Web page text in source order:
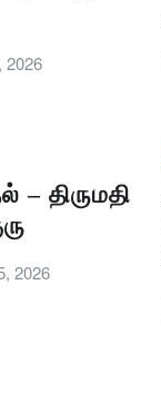
2026
திருமதி
2026